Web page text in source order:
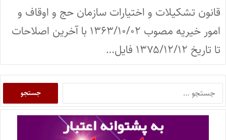
قانون تشکیلات و اختیارات سازمان حج و اوقاف و
امور خیریه مصوب ۱۳۶۳/۱۰/۰۲ با آخرین اصلاحات
تا تاریخ ۱۳۷۵/۱۲/۱۲ فایل…